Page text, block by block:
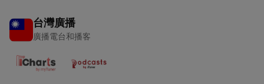
台灣廣播
廣播電台和播客